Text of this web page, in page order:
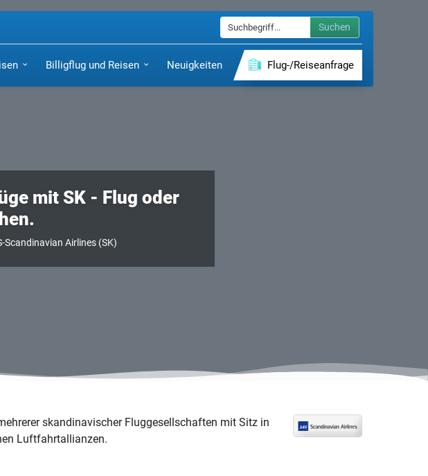
Suchen
Billigflug und Reisen Neuigkeiten Flug-/Reiseanfrage
mit SK - Flug oder
Scandinavian Airlines (SK)
skandinavischer Fluggesellschaften mit Sitz in
Luftfahrtallianzen.